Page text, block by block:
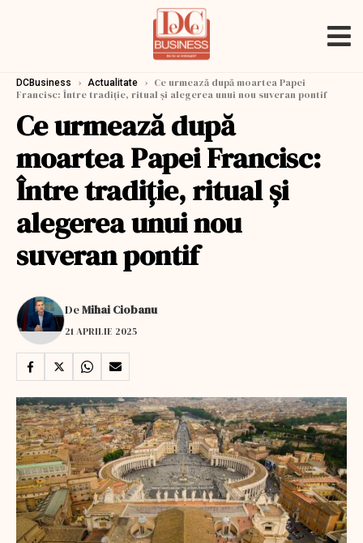
DCBusiness › Actualitate › Ce urmează după moartea Papei
Francisc: Între tradiție, ritual și alegerea unui nou suveran pontif
Ce urmează după
moartea Papei Francisc:
Între tradiție, ritual și
alegerea unui nou
suveran pontif
DeMihai Ciobanu
21 APRILIE 2025